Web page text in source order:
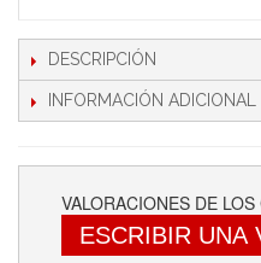
DESCRIPCIÓN
INFORMACIÓN ADICIONAL
VALORACIONES DE
ESCRIBIR UNA